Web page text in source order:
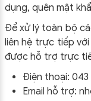
dụng, quên mật
Để xử lý toàn bộ
liên hệ trực tiếp
được hỗ trợ trực
Điện thoại: 043
Email hỗ trợ: